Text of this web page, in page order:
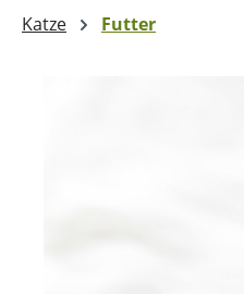
Katze Futter